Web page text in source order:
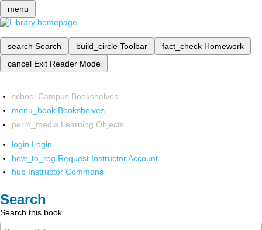
menu
search Search build_circle Toolbar fact_check Homework
cancel Exit Reader Mode
school Campus Bookshelves
menu_book Bookshelves
perm_media Learning Objects
login Login
how_to_reg Request Instructor Account
hub Instructor Commons
Search
Search this book